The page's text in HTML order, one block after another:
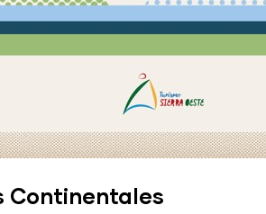
Continentales